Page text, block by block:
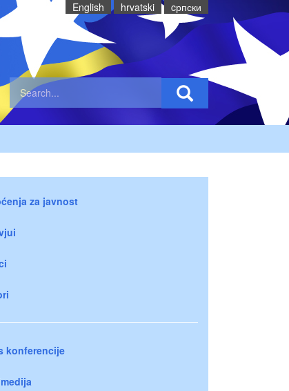
English hrvatski cрпски
za javnost
konferencije